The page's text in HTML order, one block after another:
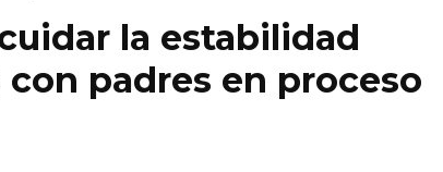
la estabilidad
padres en proceso